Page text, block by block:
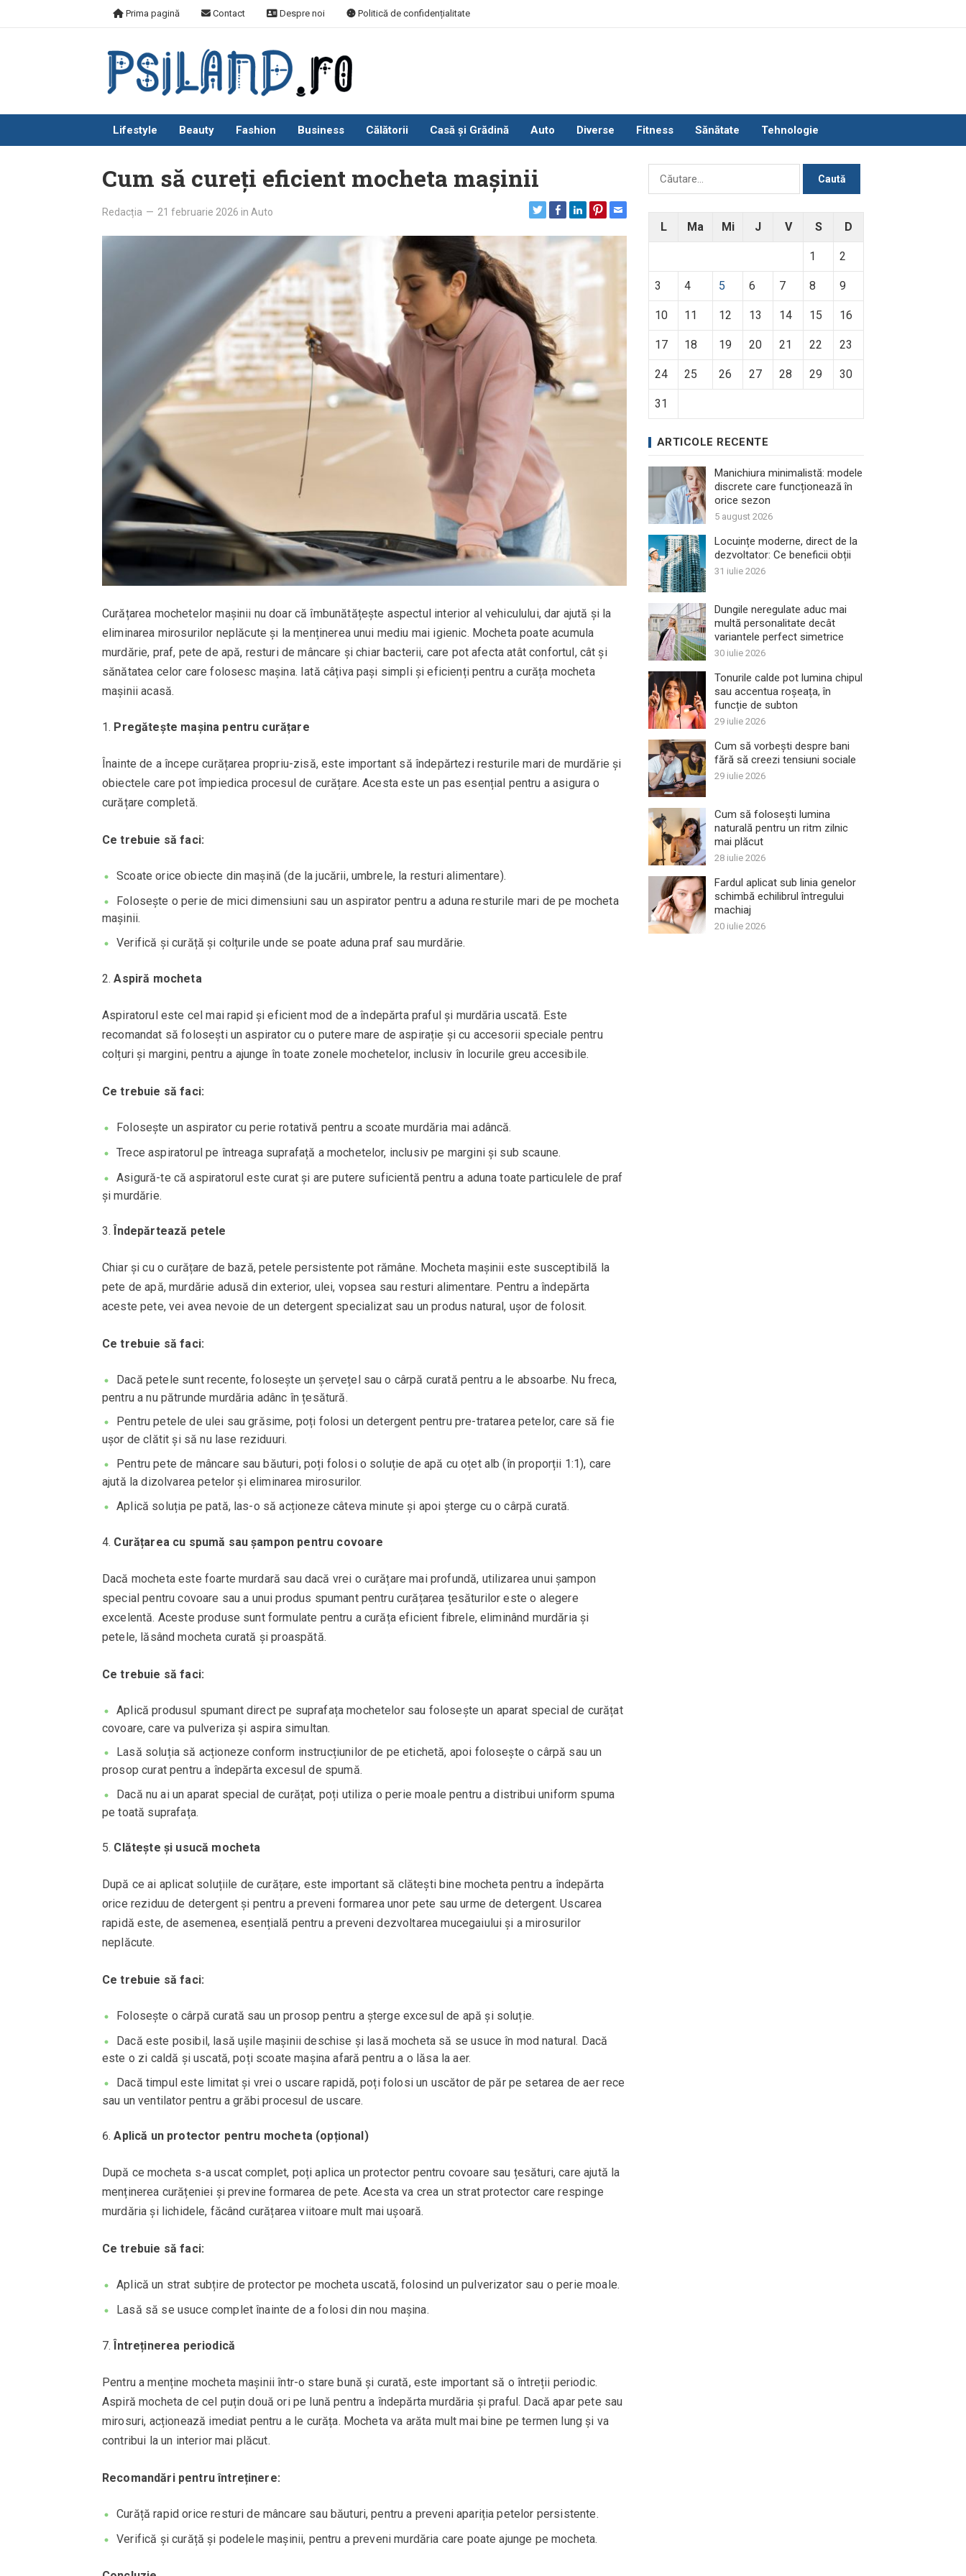
Prima pagină Contact Despre noi Politică de confidențialitate
Lifestyle Beauty Fashion Business Călătorii Casă și Grădină Auto Diverse Fitness Sănătate Tehnologie
Cum să cureți eficient mocheta mașinii
Redacția — 21 februarie 2026 in Auto
Curățarea mochetelor mașinii nu doar că îmbunătățește aspectul interior al vehiculului, dar ajută și la
eliminarea mirosurilor neplăcute și la menținerea unui mediu mai igienic. Mocheta poate acumula
murdărie, praf, pete de apă, resturi de mâncare și chiar bacterii, care pot afecta atât confortul, cât și
sănătatea celor care folosesc mașina. Iată câțiva pași simpli și eficienți pentru a curăța mocheta
mașinii acasă.
Pregătește mașina pentru curățare
Înainte de a începe curățarea propriu-zisă, este important să îndepărtezi resturile mari de murdărie și
obiectele care pot împiedica procesul de curățare. Acesta este un pas esențial pentru a asigura o
curățare completă.
Ce trebuie să faci:
Scoate orice obiecte din mașină (de la jucării, umbrele, la resturi alimentare).
Folosește o perie de mici dimensiuni sau un aspirator pentru a aduna resturile mari de pe mocheta
mașinii.
Verifică și curăță și colțurile unde se poate aduna praf sau murdărie.
Aspiră mocheta
Aspiratorul este cel mai rapid și eficient mod de a îndepărta praful și murdăria uscată. Este
recomandat să folosești un aspirator cu o putere mare de aspirație și cu accesorii speciale pentru
colțuri și margini, pentru a ajunge în toate zonele mochetelor, inclusiv în locurile greu accesibile.
Ce trebuie să faci:
Folosește un aspirator cu perie rotativă pentru a scoate murdăria mai adâncă.
Trece aspiratorul pe întreaga suprafață a mochetelor, inclusiv pe margini și sub scaune.
Asigură-te că aspiratorul este curat și are putere suficientă pentru a aduna toate particulele de praf
și murdărie.
Îndepărtează petele
Chiar și cu o curățare de bază, petele persistente pot rămâne. Mocheta mașinii este susceptibilă la
pete de apă, murdărie adusă din exterior, ulei, vopsea sau resturi alimentare. Pentru a îndepărta
aceste pete, vei avea nevoie de un detergent specializat sau un produs natural, ușor de folosit.
Ce trebuie să faci:
Dacă petele sunt recente, folosește un șervețel sau o cârpă curată pentru a le absoarbe. Nu freca,
pentru a nu pătrunde murdăria adânc în țesătură.
Pentru petele de ulei sau grăsime, poți folosi un detergent pentru pre-tratarea petelor, care să fie
ușor de clătit și să nu lase reziduuri.
Pentru pete de mâncare sau băuturi, poți folosi o soluție de apă cu oțet alb (în proporții 1:1), care
ajută la dizolvarea petelor și eliminarea mirosurilor.
Aplică soluția pe pată, las-o să acționeze câteva minute și apoi șterge cu o cârpă curată.
Curățarea cu spumă sau șampon pentru covoare
Dacă mocheta este foarte murdară sau dacă vrei o curățare mai profundă, utilizarea unui șampon
special pentru covoare sau a unui produs spumant pentru curățarea țesăturilor este o alegere
excelentă. Aceste produse sunt formulate pentru a curăța eficient fibrele, eliminând murdăria și
petele, lăsând mocheta curată și proaspătă.
Ce trebuie să faci:
Aplică produsul spumant direct pe suprafața mochetelor sau folosește un aparat special de curățat
covoare, care va pulveriza și aspira simultan.
Lasă soluția să acționeze conform instrucțiunilor de pe etichetă, apoi folosește o cârpă sau un
prosop curat pentru a îndepărta excesul de spumă.
Dacă nu ai un aparat special de curățat, poți utiliza o perie moale pentru a distribui uniform spuma
pe toată suprafața.
Clătește și usucă mocheta
După ce ai aplicat soluțiile de curățare, este important să clătești bine mocheta pentru a îndepărta
orice reziduu de detergent și pentru a preveni formarea unor pete sau urme de detergent. Uscarea
rapidă este, de asemenea, esențială pentru a preveni dezvoltarea mucegaiului și a mirosurilor
neplăcute.
Ce trebuie să faci:
Folosește o cârpă curată sau un prosop pentru a șterge excesul de apă și soluție.
Dacă este posibil, lasă ușile mașinii deschise și lasă mocheta să se usuce în mod natural. Dacă
este o zi caldă și uscată, poți scoate mașina afară pentru a o lăsa la aer.
Dacă timpul este limitat și vrei o uscare rapidă, poți folosi un uscător de păr pe setarea de aer rece
sau un ventilator pentru a grăbi procesul de uscare.
Aplică un protector pentru mocheta (opțional)
După ce mocheta s-a uscat complet, poți aplica un protector pentru covoare sau țesături, care ajută la
menținerea curățeniei și previne formarea de pete. Acesta va crea un strat protector care respinge
murdăria și lichidele, făcând curățarea viitoare mult mai ușoară.
Ce trebuie să faci:
Aplică un strat subțire de protector pe mocheta uscată, folosind un pulverizator sau o perie moale.
Lasă să se usuce complet înainte de a folosi din nou mașina.
Întreținerea periodică
Pentru a menține mocheta mașinii într-o stare bună și curată, este important să o întreții periodic.
Aspiră mocheta de cel puțin două ori pe lună pentru a îndepărta murdăria și praful. Dacă apar pete sau
mirosuri, acționează imediat pentru a le curăța. Mocheta va arăta mult mai bine pe termen lung și va
contribui la un interior mai plăcut.
Recomandări pentru întreținere:
Curăță rapid orice resturi de mâncare sau băuturi, pentru a preveni apariția petelor persistente.
Verifică și curăță și podelele mașinii, pentru a preveni murdăria care poate ajunge pe mocheta.
Caută
L Ma Mi J V S D
1 2
3 4 5 6 7 8 9
10 11 12 13 14 15 16
17 18 19 20 21 22 23
24 25 26 27 28 29 30
31
ARTICOLE RECENTE
Manichiura minimalistă: modele
discrete care funcționează în
orice sezon
5 august 2026
Locuințe moderne, direct de la
dezvoltator: Ce beneficii obții
31 iulie 2026
Dungile neregulate aduc mai
multă personalitate decât
variantele perfect simetrice
30 iulie 2026
Tonurile calde pot lumina chipul
sau accentua roșeața, în
funcție de subton
29 iulie 2026
Cum să vorbești despre bani
fără să creezi tensiuni sociale
29 iulie 2026
Cum să folosești lumina
naturală pentru un ritm zilnic
mai plăcut
28 iulie 2026
Fardul aplicat sub linia genelor
schimbă echilibrul întregului
machiaj
20 iulie 2026